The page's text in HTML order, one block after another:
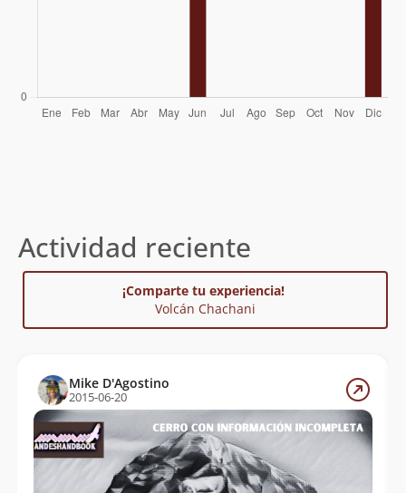
Actividad reciente
¡Comparte tu experiencia!
Volcán Chachani
Mike D'Agostino
2015-06-20